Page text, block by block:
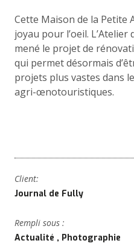
Cette Maison de la Petite
joyau pour l’oeil. L’Atelier
mené le projet de
qui permet désormais
projets plus vastes dans
agri-œnotouristiques.
Client:
Journal de Fully
Rempli sous :
Actualité
Photographie